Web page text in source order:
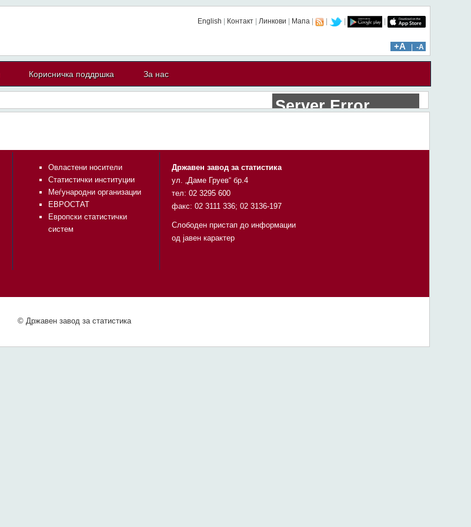
English Контакт |Линкови Мапа |
+A -A
Корисничка поддршка За нас
Овластени носители
Статистички институции
Меѓународни организации
ЕВРОСТАТ
Европски статистички
систем
Државен завод за статистика
ул. „Даме Груев“ бр.4
тел: 02 3295 600
факс: 02 3111 336; 02 3136-197
Слободен пристап до информации
од јавен карактер
© Државен завод за статистика